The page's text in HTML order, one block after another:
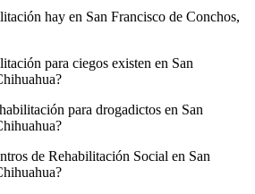
hay en San Francisco de Conchos,
para ciegos existen en San
para drogadictos en San
de Rehabilitación Social en San